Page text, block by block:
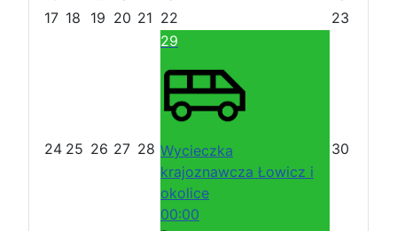
r mo
17 18 19 20 21 22 23
24 25 26 27 28
29
Wycieczka
krajoznawcza Łowicz i
okolice
00:00
30